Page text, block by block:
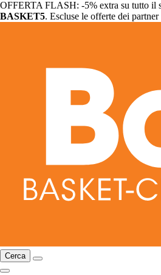
OFFERTA FLASH: -5% extra su tutto il
BASKET5. Escluse le offerte dei partner
Cerca